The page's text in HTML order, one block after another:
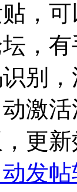
，可
，
别
激
更
动发